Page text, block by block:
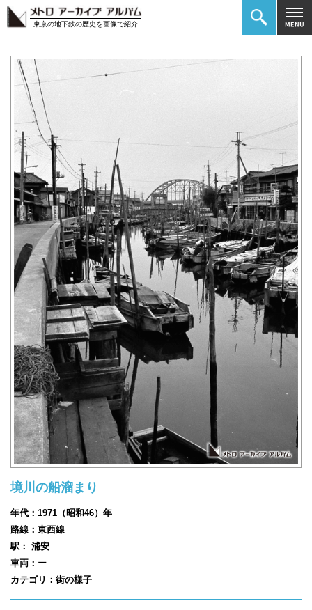
東京の地下鉄の歴史を画像で紹介
境川の船溜まり
年代：1971（昭和46）年
路線：東西線
駅： 浦安
車両：ー
カテゴリ：街の様子